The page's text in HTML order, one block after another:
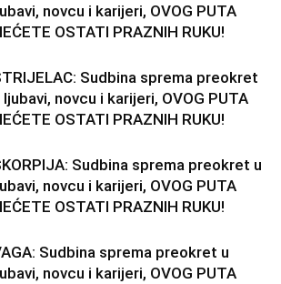
novcu i karijeri, OVOG PUTA
OSTATI PRAZNIH RUKU!
Sudbina sprema preokret
ljubavi, novcu i karijeri, OVOG PUTA
OSTATI PRAZNIH RUKU!
Sudbina sprema preokret u
novcu i karijeri, OVOG PUTA
OSTATI PRAZNIH RUKU!
Sudbina sprema preokret u
novcu i karijeri, OVOG PUTA